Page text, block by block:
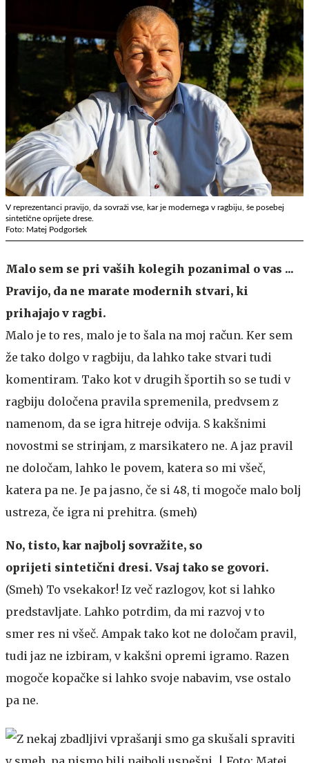
V reprezentanci pravijo, da sovraži vse, kar je modernega v ragbiju, še posebej
sintetične oprijete drese.
Foto: Matej Podgoršek
Malo sem se pri vaših kolegih pozanimal o vas ...
Pravijo, da ne marate modernih stvari, ki
prihajajo v ragbi.
Malo je to res, malo je to šala na moj račun. Ker sem
že tako dolgo v ragbiju, da lahko take stvari tudi
komentiram. Tako kot v drugih športih so se tudi v
ragbiju določena pravila spremenila, predvsem z
namenom, da se igra hitreje odvija. S kakšnimi
novostmi se strinjam, z marsikatero ne. A jaz pravil
ne določam, lahko le povem, katera so mi všeč,
katera pa ne. Je pa jasno, če si 48, ti mogoče malo bolj
ustreza, če igra ni prehitra. (smeh)
No, tisto, kar najbolj sovražite, so
oprijeti sintetični dresi. Vsaj tako se govori.
(Smeh) To vsekakor! Iz več razlogov, kot si lahko
predstavljate. Lahko potrdim, da mi razvoj v to
smer res ni všeč. Ampak tako kot ne določam pravil,
tudi jaz ne izbiram, v kakšni opremi igramo. Razen
mogoče kopačke si lahko svoje nabavim, vse ostalo
pa ne.